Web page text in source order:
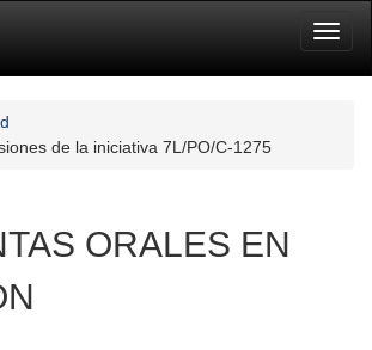
de la iniciativa 7L/PO/C-1275
ORALES EN